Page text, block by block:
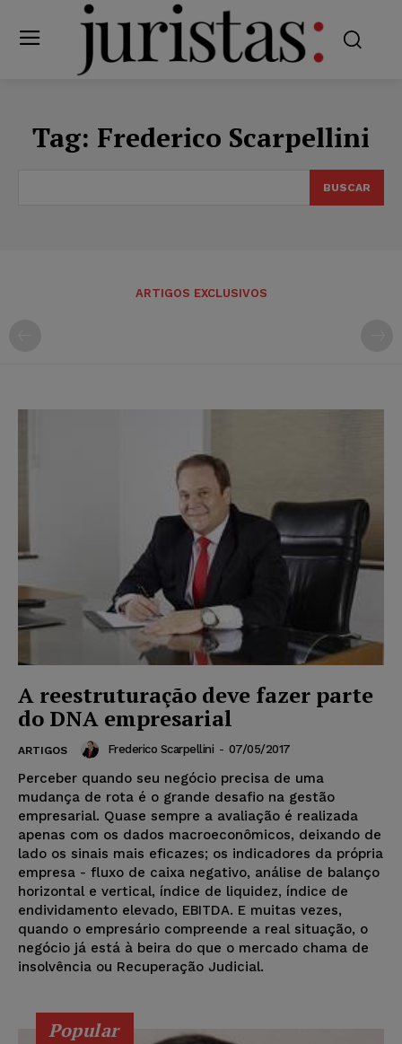
Tag: Frederico Scarpellini
BUSCAR
ARTIGOS EXCLUSIVOS
A reestruturação deve fazer parte
do DNA empresarial
ARTIGOS Frederico Scarpellini - 07/05/2017
Perceber quando seu negócio precisa de uma
mudança de rota é o grande desafio na gestão
empresarial. Quase sempre a avaliação é realizada
apenas com os dados macroeconômicos, deixando de
lado os sinais mais eficazes; os indicadores da própria
empresa - fluxo de caixa negativo, análise de balanço
horizontal e vertical, índice de liquidez, índice de
endividamento elevado, EBITDA. E muitas vezes,
quando o empresário compreende a real situação, o
negócio já está à beira do que o mercado chama de
insolvência ou Recuperação Judicial.
Popular